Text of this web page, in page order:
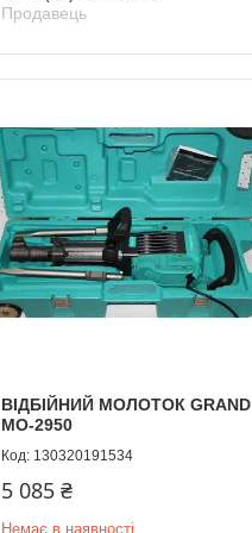
Продавець
ВІДБІЙНИЙ МОЛОТОК GRAND
МО-2950
130320191534
5 085 ₴
Немає в наявності